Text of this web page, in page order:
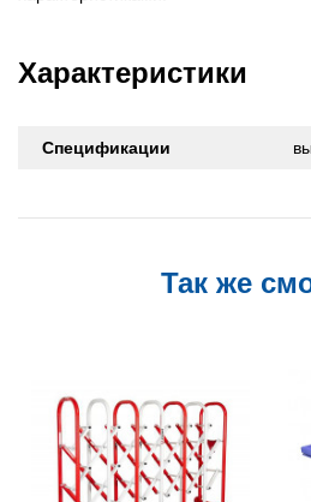
Характеристики
Спецификации
Так же